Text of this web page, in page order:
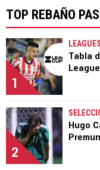
TOP REBAÑO
1
Tabla
2
Hugo